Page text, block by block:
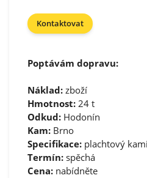
Kontaktovat
Poptávám dopravu:
Náklad: zboží
Hmotnost: 24 t
Odkud: Hodonín
Kam: Brno
Specifikace: plachtový
Termín: spěchá
Cena: nabídněte